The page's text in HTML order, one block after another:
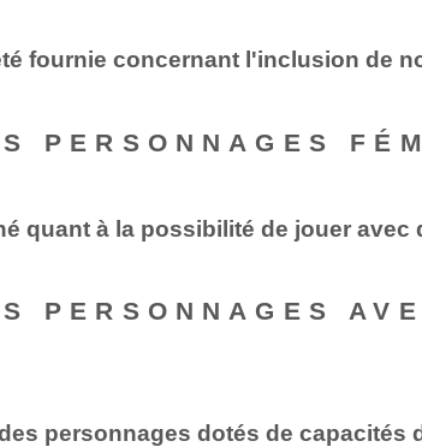
fournie concernant l'inclusion de
PERSONNAGES
quant à la possibilité de jouer avec
PERSONNAGES
personnages dotés de capacités